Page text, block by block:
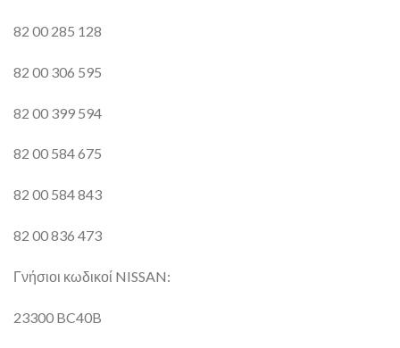
82 00 285 128
82 00 306 595
82 00 399 594
82 00 584 675
82 00 584 843
82 00 836 473
Γνήσιοι κωδικοί NISSAN:
23300 BC40B